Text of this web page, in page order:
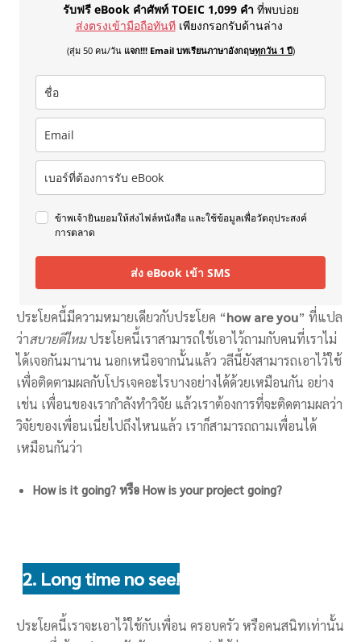
รับฟรี eBook คำศัพท์ TOEIC 1,099 คำ ที่พบบ่อย
ส่งตรงเข้ามือถือทันที เพียงกรอกรับด้านล่าง
(สุ่ม 50 คน/วัน แจก!!! Email บทเรียนภาษาอังกฤษทุกวัน 1 ปี)
ข้าพเจ้ายินยอมให้ส่งไฟล์หนังสือ และใช้ข้อมูลเพื่อวัตถุประสงค์
การตลาด
ส่ง eBook เข้า SMS
ประโยคนี้มีความหมายเดียวกับประโยค “how are you” ที่แปล
ว่าสบายดีไหมประโยคนี้เราสามารถใช้เอาไว้ถามกับคนที่เราไม่
ได้เจอกันมานาน นอกเหนือจากนั้นแล้ว วลีนี้ยังสามารถเอาไว้ใช้
เพื่อติดตามผลกับโปรเจคอะไรบางอย่างได้ด้วยเหมือนกัน อย่าง
เช่น เพื่อนของเรากำลังทำวิจัย แล้วเราต้องการที่จะติดตามผลว่า
วิจัยของเพื่อนเนี่ยไปถึงไหนแล้ว เราก็สามารถถามเพื่อนได้
เหมือนกันว่า
How is it going? หรือ How is your project going?
2. Long time no see!
ประโยคนี้เราจะเอาไว้ใช้กับเพื่อน ครอบครัว หรือคนสนิทเท่านั้น